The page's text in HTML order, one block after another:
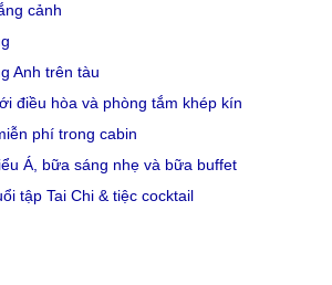
cảnh
Anh trên tàu
điều hòa và phòng tắm khép kín
phí trong cabin
Á, bữa sáng nhẹ và bữa buffet
tập Tai Chi & tiệc cocktail